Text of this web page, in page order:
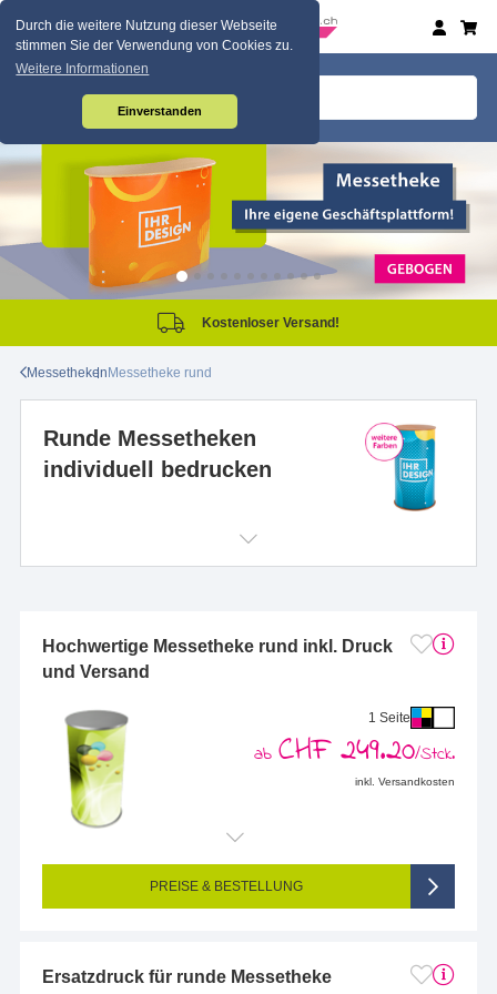
Durch die weitere Nutzung dieser Webseite
stimmen Sie der Verwendung von Cookies zu.
Weitere Informationen
Einverstanden
Kostenloser Versand!
MessethekenMessetheke rund
Runde Messetheken
individuell bedrucken
Hochwertige Messetheke rund inkl. Druck
und Versand
1 Seite
ab CHF 249.20/Stck.
inkl. Versandkosten
Endformat (bedruckte Fläche): 1490 x 900 mm
Seitigkeit: 1-seitig (Vorderseite bedruckt, Rückseite unbedruckt)
4/0-farbig CMYK (vollfarbig bedruckt)
PREISE & BESTELLUNG
Ersatzdruck für runde Messetheke